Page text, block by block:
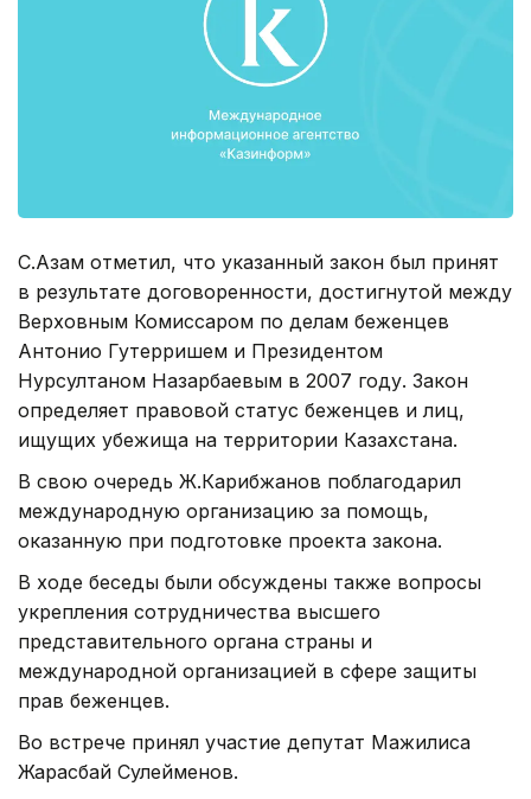
С.Азам отметил, что указанный закон был принят
в результате договоренности, достигнутой между
Верховным Комиссаром по делам беженцев
Антонио Гутерришем и Президентом
Нурсултаном Назарбаевым в 2007 году. Закон
определяет правовой статус беженцев и лиц,
ищущих убежища на территории Казахстана.
В свою очередь Ж.Карибжанов поблагодарил
международную организацию за помощь,
оказанную при подготовке проекта закона.
В ходе беседы были обсуждены также вопросы
укрепления сотрудничества высшего
представительного органа страны и
международной организацией в сфере защиты
прав беженцев.
Во встрече принял участие депутат Мажилиса
Жарасбай Сулейменов.